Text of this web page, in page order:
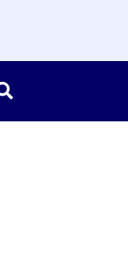
Buscar